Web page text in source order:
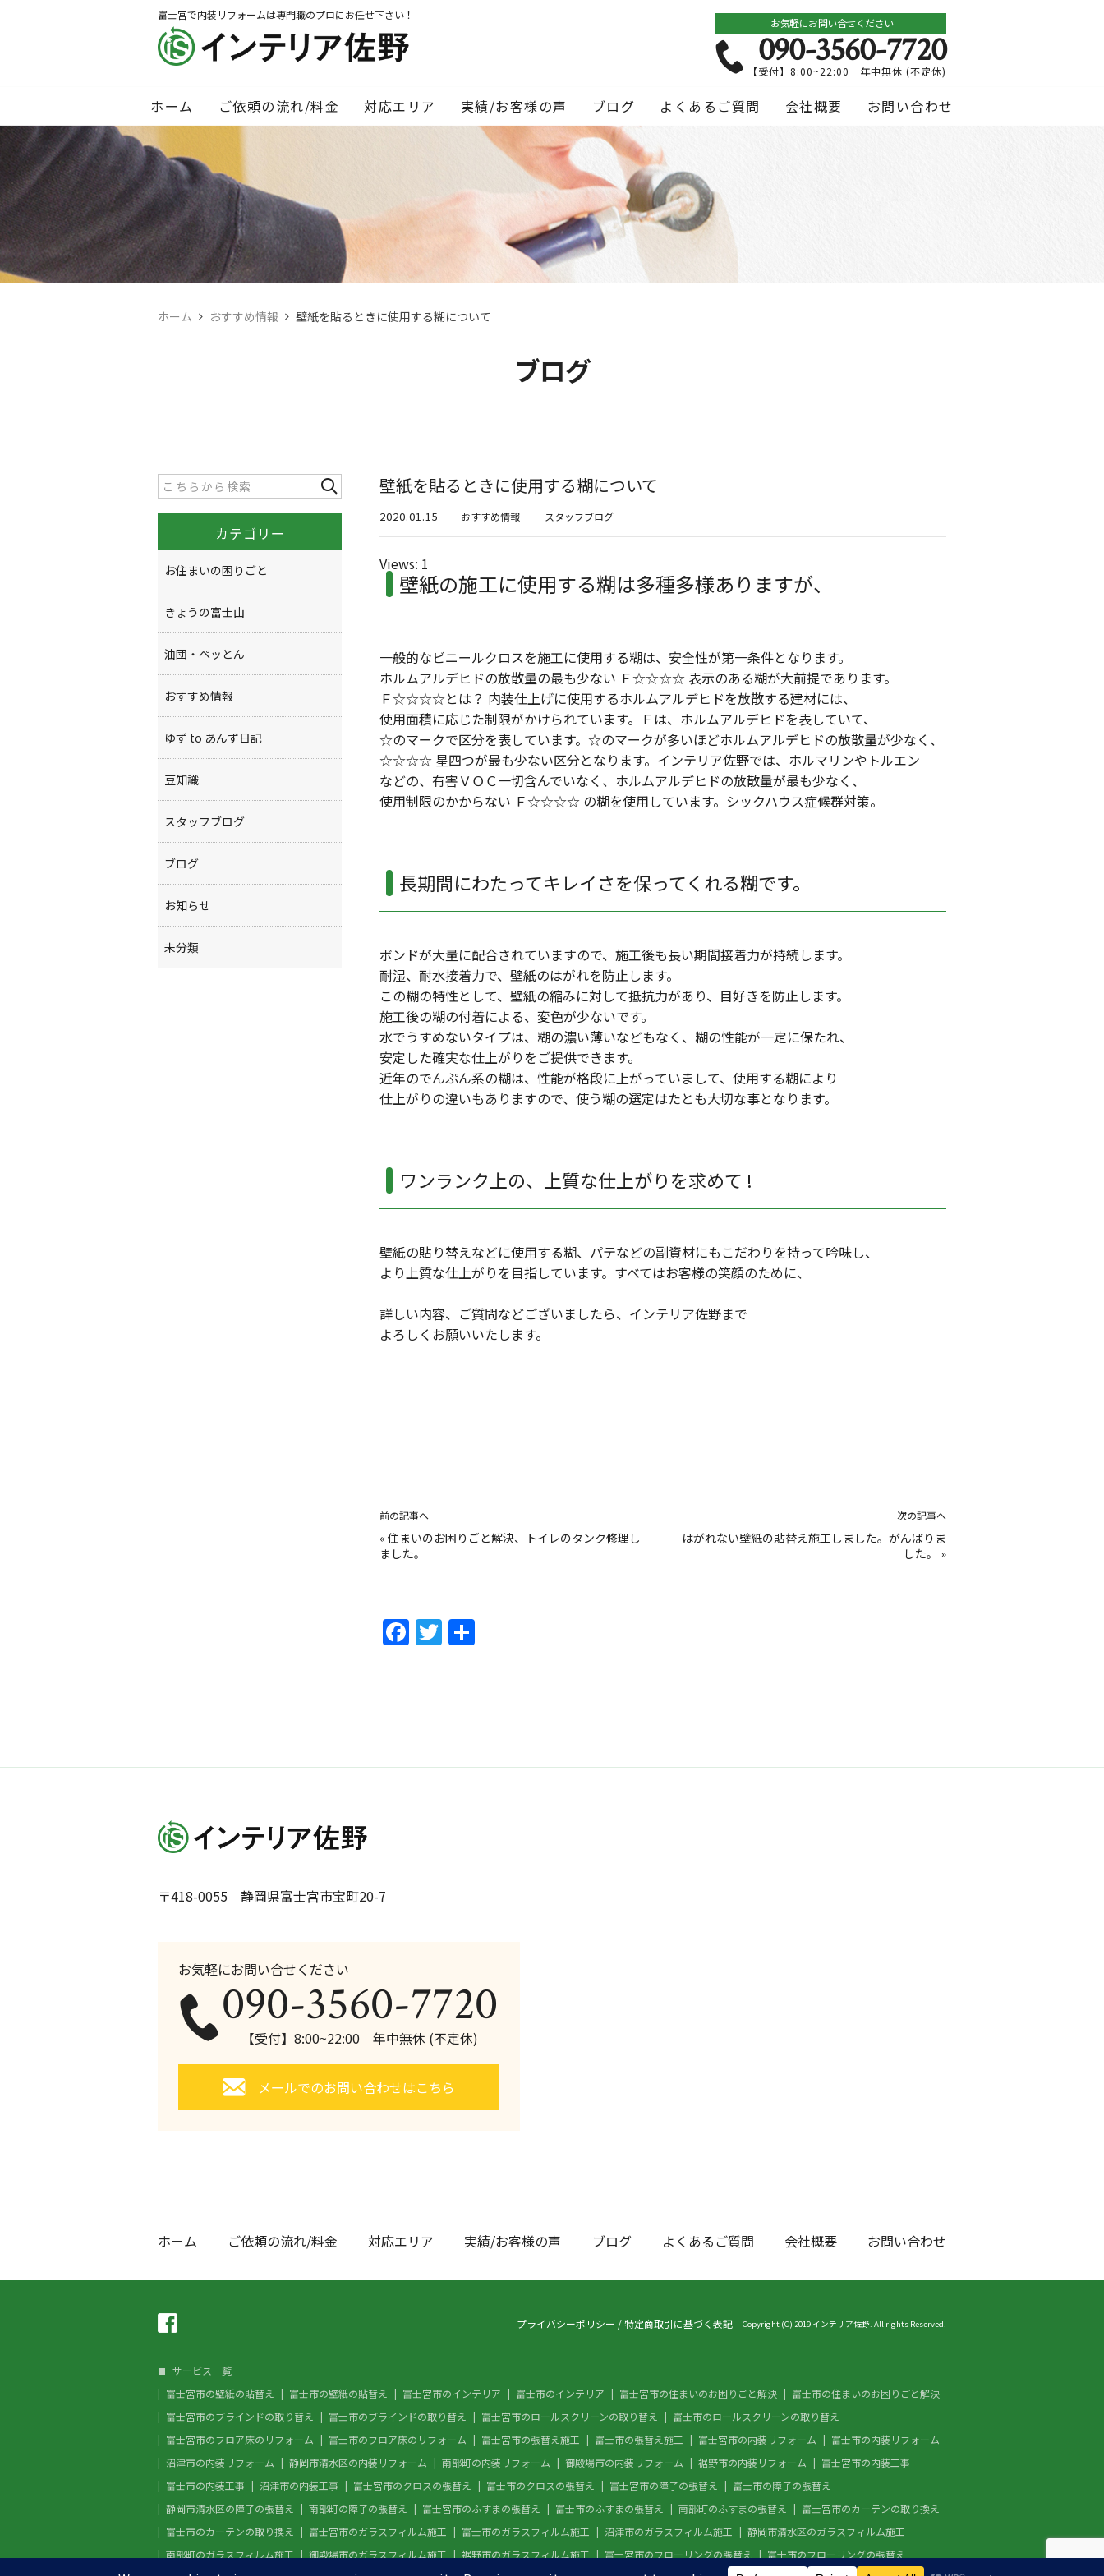
富士宮で内装リフォームは専門職のプロにお任せ下さい！
お気軽にお問い合せください
090-3560-7720
【受付】8:00~22:00 年中無休 (不定休)
ホーム ご依頼の流れ/料金 対応エリア 実績/お客様の声 ブログ よくあるご質問 会社概要 お問い合わせ
ホーム おすすめ情報 壁紙を貼るときに使用する糊について
ブログ
壁紙を貼るときに使用する糊について
2020.01.15 おすすめ情報 スタッフブログ
Views: 1
壁紙の施工に使用する糊は多種多様ありますが、
一般的なビニールクロスを施工に使用する糊は、安全性が第一条件となります。
ホルムアルデヒドの放散量の最も少ない Ｆ☆☆☆☆ 表示のある糊が大前提であります。
Ｆ☆☆☆☆とは？ 内装仕上げに使用するホルムアルデヒドを放散する建材には、
使用面積に応じた制限がかけられています。Ｆは、ホルムアルデヒドを表していて、
☆のマークで区分を表しています。☆のマークが多いほどホルムアルデヒドの放散量が少なく、
☆☆☆☆ 星四つが最も少ない区分となります。インテリア佐野では、ホルマリンやトルエン
などの、有害ＶＯＣ一切含んでいなく、ホルムアルデヒドの放散量が最も少なく、
使用制限のかからない Ｆ☆☆☆☆ の糊を使用しています。シックハウス症候群対策。
長期間にわたってキレイさを保ってくれる糊です。
ボンドが大量に配合されていますので、施工後も長い期間接着力が持続します。
耐湿、耐水接着力で、壁紙のはがれを防止します。
この糊の特性として、壁紙の縮みに対して抵抗力があり、目好きを防止します。
施工後の糊の付着による、変色が少ないです。
水でうすめないタイプは、糊の濃い薄いなどもなく、糊の性能が一定に保たれ、
安定した確実な仕上がりをご提供できます。
近年のでんぷん系の糊は、性能が格段に上がっていまして、使用する糊により
仕上がりの違いもありますので、使う糊の選定はたとも大切な事となります。
ワンランク上の、上質な仕上がりを求めて !
壁紙の貼り替えなどに使用する糊、パテなどの副資材にもこだわりを持って吟味し、
より上質な仕上がりを目指しています。すべてはお客様の笑顔のために、
詳しい内容、ご質問などございましたら、インテリア佐野まで
よろしくお願いいたします。
前の記事へ
« 住まいのお困りごと解決、トイレのタンク修理し
ました。
次の記事へ
はがれない壁紙の貼替え施工しました。がんばりま
した。
»
F
o
T
カテゴリー
お住まいの困りごと
きょうの富士山
油団・ペッとん
おすすめ情報
ゆず to あんず日記
豆知識
スタッフブログ
ブログ
お知らせ
未分類
〒418-0055 静岡県富士宮市宝町20-7
お気軽にお問い合せください
090-3560-7720
【受付】8:00~22:00 年中無休 (不定休)
メールでのお問い合わせはこちら
ホーム ご依頼の流れ/料金 対応エリア 実績/お客様の声 ブログ よくあるご質問 会社概要 お問い合わせ
プライバシーポリシー /特定商取引に基づく表記 Copyright (C) 2019 インテリア佐野. All rights Reserved.
サービス一覧
富士宮市の壁紙の貼替え
富士市の壁紙の貼替え 富士宮市のインテリア 富士市のインテリア 富士宮市の住まいのお困りごと解決
富士市の住まいのお困りごと解決
富士宮市のブラインドの取り替え
富士市のブラインドの取り替え 富士宮市のロールスクリーンの取り替え
富士市のロールスクリーンの取り替え
富士宮市のフロア床のリフォーム
富士市のフロア床のリフォーム 富士宮市の張替え施工 富士市の張替え施工 富士宮市の内装リフォーム
富士市の内装リフォーム
沼津市の内装リフォーム
静岡市清水区の内装リフォーム 南部町の内装リフォーム 御殿場市の内装リフォーム 裾野市の内装リフォーム
富士宮市の内装工事
富士市の内装工事
沼津市の内装工事 富士宮市のクロスの張替え 富士市のクロスの張替え 富士宮市の障子の張替え
富士市の障子の張替え
静岡市清水区の障子の張替え
南部町の障子の張替え 富士宮市のふすまの張替え 富士市のふすまの張替え 南部町のふすまの張替え
富士宮市のカーテンの取り換え
富士市のカーテンの取り換え
富士宮市のガラスフィルム施工 富士市のガラスフィルム施工 沼津市のガラスフィルム施工
静岡市清水区のガラスフィルム施工
南部町のガラスフィルム施工
御殿場市のガラスフィルム施工 裾野市のガラスフィルム施工 富士宮市のフローリングの張替え 富士市のフローリングの張替え